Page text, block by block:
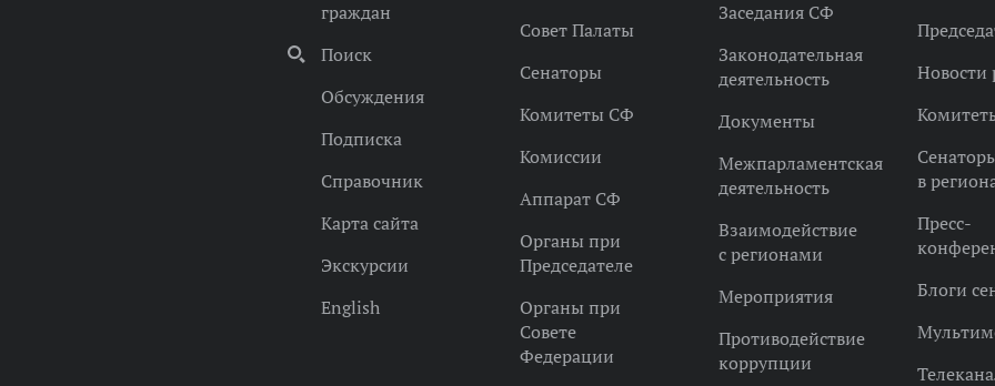
граждан
Поиск
Обсуждения
Подписка
Справочник
Карта сайта
Экскурсии
English
Совет Палаты
Сенаторы
Комитеты СФ
Комиссии
Аппарат СФ
Органы при
Председателе
Органы при
Совете
Федерации
Заседания СФ
Законодательная
деятельность
Документы
Межпарламентская
деятельность
Взаимодействие
с регионами
Мероприятия
Противодействие
коррупции
Новости
в
Пресс-
Блоги